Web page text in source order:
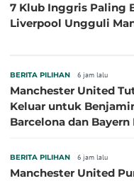
7 Klub Inggris Paling
Liverpool Ungguli
BERITA PILIHAN 6 jam lalu
Manchester United
Keluar untuk
Barcelona dan
BERITA PILIHAN 6 jam lalu
Manchester United